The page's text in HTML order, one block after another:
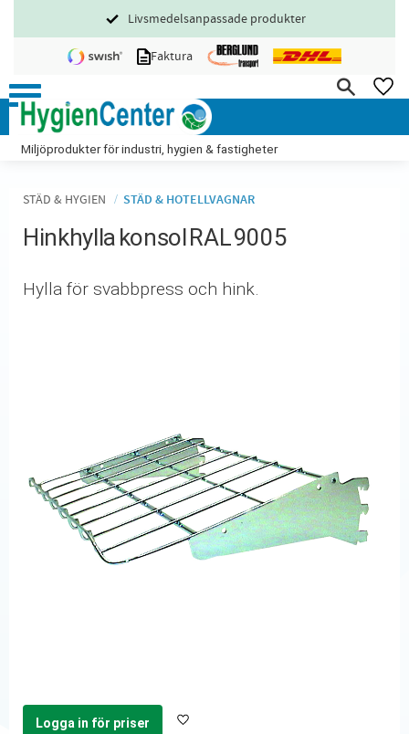
Meny
Livsmedelsanpassade produkter
Faktura
Miljöprodukter för industri, hygien & fastigheter
STÄD & HYGIEN STÄD & HOTELLVAGNAR
Hinkhylla konsol RAL 9005
Hylla för svabbpress och hink.
Logga in för priser Lägg till i favoriter